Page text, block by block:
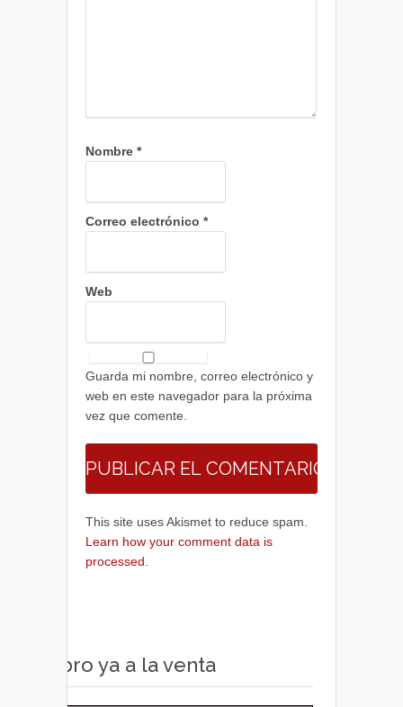
Nombre *
Correo electrónico *
Web
Guarda mi nombre, correo electrónico y
web en este navegador para la próxima
vez que comente.
This site uses Akismet to reduce spam.
Learn how your comment data is
processed.
Libro ya a la venta